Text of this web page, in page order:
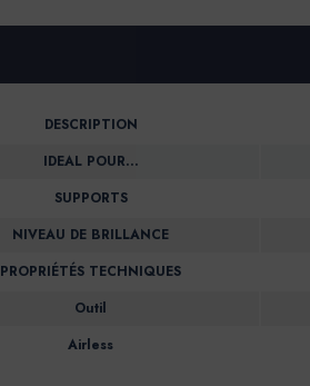
DESCRIPTION
IDEAL POUR…
SUPPORTS
NIVEAU DE BRILLANCE
PROPRIÉTÉS TECHNIQUES
Outil
Airless